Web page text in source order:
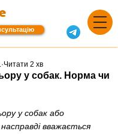
у собак. Норма чи
Читати 2 хв
у собак або
вважається